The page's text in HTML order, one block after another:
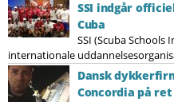
SSI indgår
Cuba
SSI (Scuba
internationale
Dansk
Concordia på